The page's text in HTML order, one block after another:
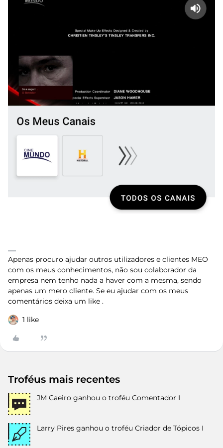
Apenas procuro ajudar outros utilizadores e clientes MEO
com os meus conhecimentos, não sou colaborador da
empresa nem tenho nada a haver com a mesma, sendo
apenas um mero cliente. Se eu ajudar com os meus
comentários deixa um like .
1 like
Troféus mais recentes
JM Caeiro ganhou o troféu Comentador I
Larry Pires ganhou o troféu Criador de Tópicos I